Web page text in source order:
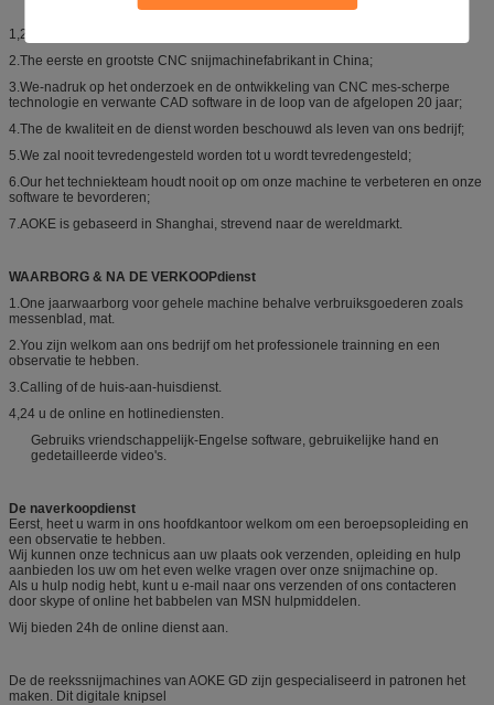
1,20 jaar van ervaring in CNC scherpe technologie;
2.The eerste en grootste CNC snijmachinefabrikant in China;
3.We-nadruk op het onderzoek en de ontwikkeling van CNC mes-scherpe
technologie en verwante CAD software in de loop van de afgelopen 20 jaar;
4.The de kwaliteit en de dienst worden beschouwd als leven van ons bedrijf;
5.We zal nooit tevredengesteld worden tot u wordt tevredengesteld;
6.Our het techniekteam houdt nooit op om onze machine te verbeteren en onze
software te bevorderen;
7.AOKE is gebaseerd in Shanghai, strevend naar de wereldmarkt.
WAARBORG & NA DE VERKOOPdienst
1.One jaarwaarborg voor gehele machine behalve verbruiksgoederen zoals
messenblad, mat.
2.You zijn welkom aan ons bedrijf om het professionele trainning en een
observatie te hebben.
3.Calling of de huis-aan-huisdienst.
4,24 u de online en hotlinediensten.
Gebruiks vriendschappelijk-Engelse software, gebruikelijke hand en
gedetailleerde video's.
De naverkoopdienst
Eerst, heet u warm in ons hoofdkantoor welkom om een beroepsopleiding en
een observatie te hebben.
Wij kunnen onze technicus aan uw plaats ook verzenden, opleiding en hulp
aanbieden los uw om het even welke vragen over onze snijmachine op.
Als u hulp nodig hebt, kunt u e-mail naar ons verzenden of ons contacteren
door skype of online het babbelen van MSN hulpmiddelen.
Wij bieden 24h de online dienst aan.
De de reekssnijmachines van AOKE GD zijn gespecialiseerd in patronen het
maken. Dit digitale knipsel